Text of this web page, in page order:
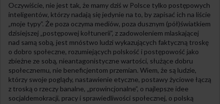
Oczywiście, nie jest tak, że mamy dziś w Polsce tylko postępowych
inteligentów, którzy nadają się jedynie na to, by zapisać ich na liście
„moje typy”. Że poza oczyma mediów, poza dusznym (pół)światkiem
dzisiejszej „postępowej kołtunerii”, z zadowoleniem mlaskającej
nad samą sobą, jest mnóstwo ludzi wykazujących faktyczną troskę
o dobro społeczne, rozumiejących polskość i postępowość jako
zbieżne ze sobą, nieantagonistyczne wartości, służące dobru
społecznemu, nie beneficjentom przemian. Wiem, że są ludzie,
którzy swoje poglądy, nastawienie etyczne, postawy życiowe łączą
z troską o rzeczy banalne, „prowincjonalne”, o najlepsze idee
socjaldemokracji, pracy i sprawiedliwości społecznej, o polską